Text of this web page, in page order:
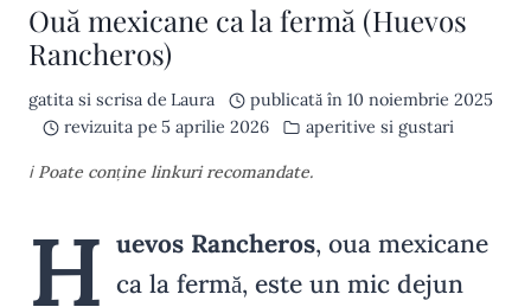
Ouă mexicane ca la fermă (Huevos
Rancheros)
gatita si scrisa de Laura publicată în 10 noiembrie 2025
revizuita pe 5 aprilie 2026 aperitive si gustari
ℹ️ Poate conține linkuri recomandate.
H uevos Rancheros, oua mexicane
ca la fermă, este un mic dejun